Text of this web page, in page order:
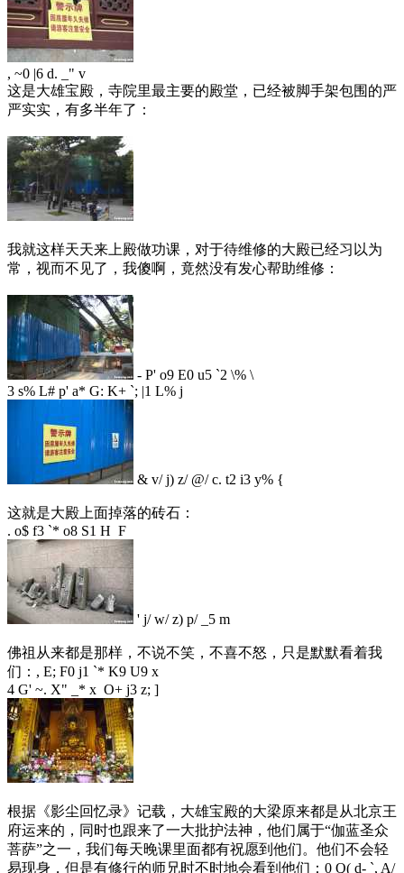
, ~0 |6 d. _" v
这是大雄宝殿，寺院里最主要的殿堂，已经被脚手架包围的严
严实实，有多半年了：
我就这样天天来上殿做功课，对于待维修的大殿已经习以为
常，视而不见了，我傻啊，竟然没有发心帮助维修：
- P' o9 E0 u5 `2 \% \
3 s% L# p' a* G: K+ `; |1 L% j
& v/ j) z/ @/ c. t2 i3 y% {
这就是大殿上面掉落的砖石：
. o$ f3 `* o8 S1 H F
' j/ w/ z) p/ _5 m
佛祖从来都是那样，不说不笑，不喜不怒，只是默默看着我
们： , E; F0 j1 `* K9 U9 x
4 G' ~. X" _* x O+ j3 z; ]
根据《影尘回忆录》记载，大雄宝殿的大梁原来都是从北京王
府运来的，同时也跟来了一大批护法神，他们属于“伽蓝圣众
菩萨”之一，我们每天晚课里面都有祝愿到他们。他们不会轻
易现身，但是有修行的师兄时不时地会看到他们： 0 Q( d- `, A/